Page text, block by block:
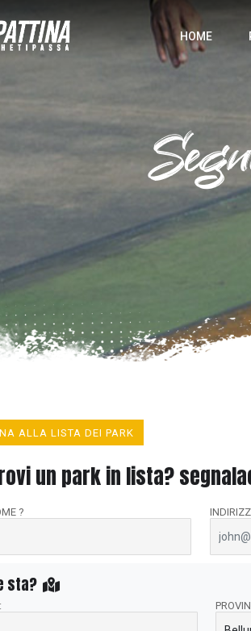
HOME
ALLA LISTA DEI PARK
un park in lista?
?
sta?